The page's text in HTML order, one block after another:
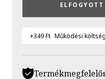
ELFOGYOTT
+349 Ft Működési költség